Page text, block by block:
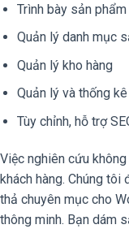
Trình bày sản
Quản lý danh mục
Quản lý kho hàng
Quản lý và thống
Tùy chỉnh, hỗ trợ
Việc nghiên cứu
khách hàng. Chúng
thả chuyên mục cho
thông minh. Bạn dám